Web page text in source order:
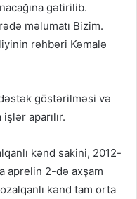
gətirilib.
məlumatı Bizim.
rəhbəri Kəmalə
göstərilməsi və
aparılır.
kənd sakini, 2012-
aprelin 2-də axşam
kənd tam orta